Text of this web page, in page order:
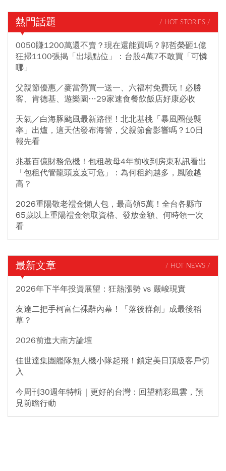
熱門話題 / HOT STORIES /
0050賺1200萬還不賣？現在還能買嗎？郭哲榮砸1億
狂掃1100張揭「出場點位」：台股4萬7不敢買「可憐
哪」
父親節優惠／麥當勞買一送一、六福村免費玩！必勝
客、肯德基、遊樂園…29家速食餐飲飯店好康必收
天氣／白海豚颱風最新路徑！北北基桃「暴風圈侵襲
率」出爐，這天估發布海警，父親節會影響嗎？10日
報先看
兆基百億財務危機！包租教母4年前收到房東私訊看出
「包租代管龍頭岌岌可危」：為何租約越多，風險越
高？
2026重陽敬老禮金懶人包，最高領5萬！全台各縣市
65歲以上重陽禮金領取資格、發放金額、何時領一次
看
最新文章 / HOT NEWS /
2026年下半年投資展望：狂熱漲勢 vs 嚴峻現實
友達二把手柯富仁裸辭內幕！「落後群創」成最後稻
草？
2026前進大南方論壇
佳世達集團艦隊無人機小隊起飛！鎖定美日頂級客戶切
入
今周刊30週年特輯｜更好的台灣：回望精彩風雲，預
見前瞻行動